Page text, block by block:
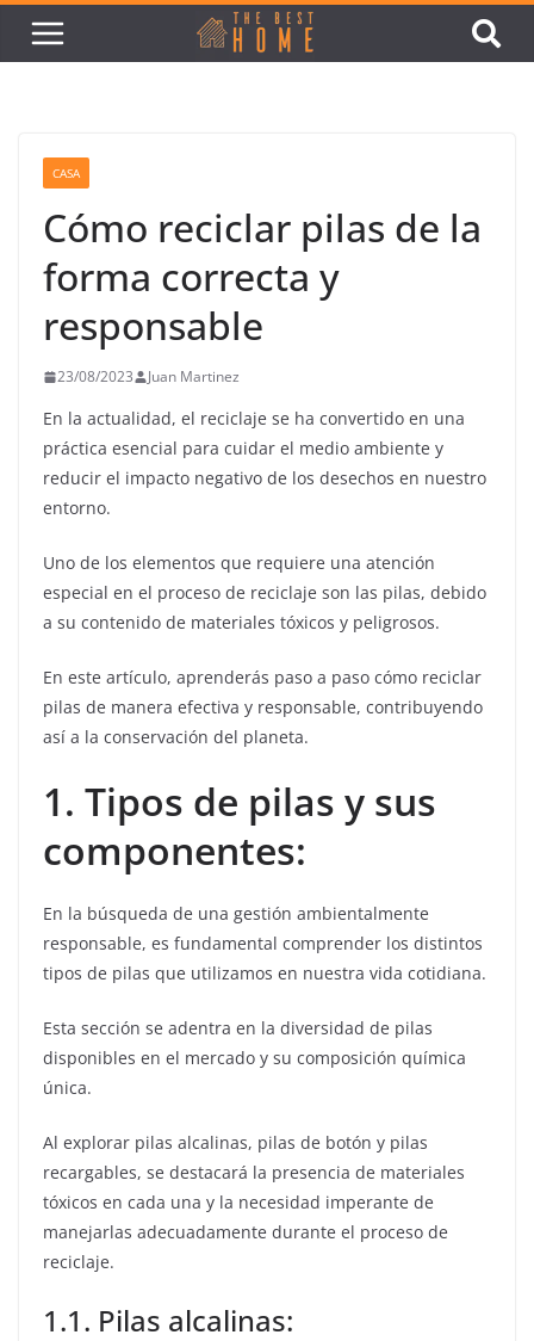
CASA
Cómo reciclar pilas de la
forma correcta y
responsable
23/08/2023 Juan Martinez
En la actualidad, el reciclaje se ha convertido en una
práctica esencial para cuidar el medio ambiente y
reducir el impacto negativo de los desechos en nuestro
entorno.
Uno de los elementos que requiere una atención
especial en el proceso de reciclaje son las pilas, debido
a su contenido de materiales tóxicos y peligrosos.
En este artículo, aprenderás paso a paso cómo reciclar
pilas de manera efectiva y responsable, contribuyendo
así a la conservación del planeta.
1. Tipos de pilas y sus
componentes:
En la búsqueda de una gestión ambientalmente
responsable, es fundamental comprender los distintos
tipos de pilas que utilizamos en nuestra vida cotidiana.
Esta sección se adentra en la diversidad de pilas
disponibles en el mercado y su composición química
única.
Al explorar pilas alcalinas, pilas de botón y pilas
recargables, se destacará la presencia de materiales
tóxicos en cada una y la necesidad imperante de
manejarlas adecuadamente durante el proceso de
reciclaje.
1.1. Pilas alcalinas: